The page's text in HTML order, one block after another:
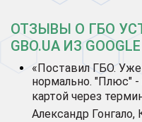
ОТЗЫВЫ О ГБО
GBO.UA ИЗ GOOGLE
«Поставил ГБО.
нормально. "Плюс"
картой через
Александр Гонгало,